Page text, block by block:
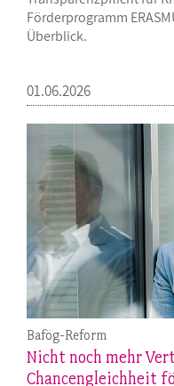
Förderprogramm
Überblick.
01.06.2026
Bafög-Reform
Nicht noch mehr
Chancengleichheit